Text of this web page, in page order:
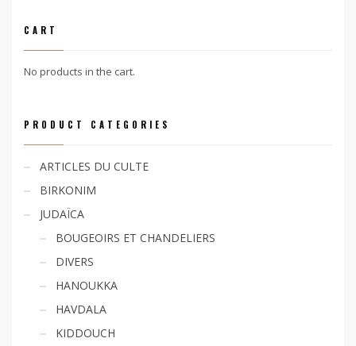
CART
No products in the cart.
PRODUCT CATEGORIES
ARTICLES DU CULTE
BIRKONIM
JUDAÏCA
BOUGEOIRS ET CHANDELIERS
DIVERS
HANOUKKA
HAVDALA
KIDDOUCH